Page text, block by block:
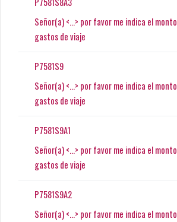
Señor(a) <...> por favor me indica el
gastos de viaje
P7581S9
Señor(a) <...> por favor me indica el
gastos de viaje
P7581S9A1
Señor(a) <...> por favor me indica el
gastos de viaje
P7581S9A2
Señor(a) <...> por favor me indica el